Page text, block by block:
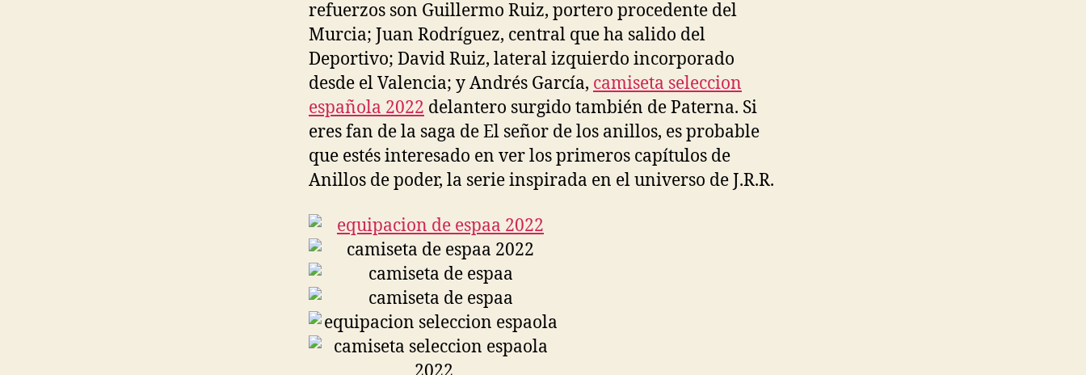
refuerzos son Guillermo Ruiz, portero procedente del
Murcia; Juan Rodríguez, central que ha salido del
Deportivo; David Ruiz, lateral izquierdo incorporado
desde el Valencia; y Andrés García, camiseta seleccion
española 2022 delantero surgido también de Paterna. Si
eres fan de la saga de El señor de los anillos, es probable
que estés interesado en ver los primeros capítulos de
Anillos de poder, la serie inspirada en el universo de J.R.R.